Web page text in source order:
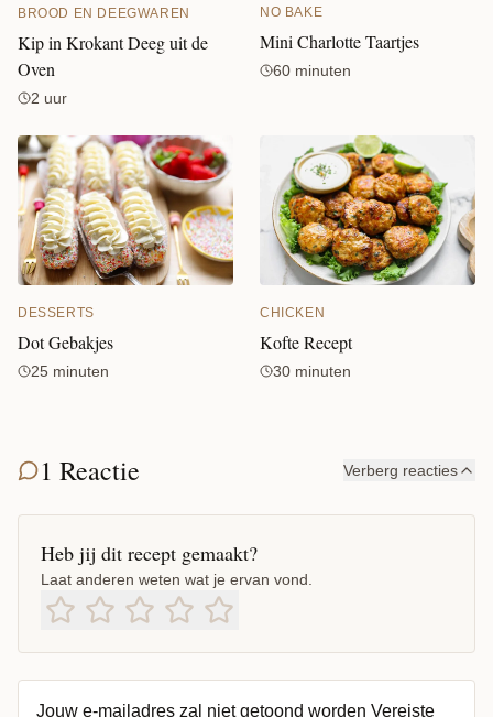
BROOD EN DEEGWAREN
Kip in Krokant Deeg uit de
Oven
2 uur
NO BAKE
Mini Charlotte Taartjes
60 minuten
DESSERTS
Dot Gebakjes
25 minuten
CHICKEN
Kofte Recept
30 minuten
1 Reactie Verberg reacties
Heb jij dit recept gemaakt?
Laat anderen weten wat je ervan vond.
Jouw e-mailadres zal niet getoond worden Vereiste